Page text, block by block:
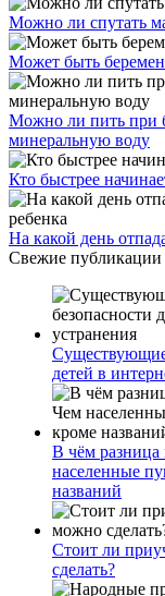
Можно ли спутать
Может быть
Можно ли пить при
минеральную воду
Кто быстрее
На какой день
Свежие публикации
детей в
В чём разница
населенные
названий
Стоит ли
сделать?